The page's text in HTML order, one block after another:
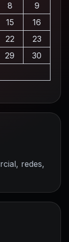
8
9
15
16
22
23
29
30
redes,